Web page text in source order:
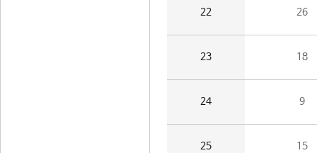
22 26
23 18
24 9
25 15